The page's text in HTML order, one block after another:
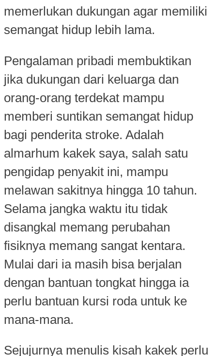
memerlukan dukungan agar memiliki
semangat hidup lebih lama.
Pengalaman pribadi membuktikan
jika dukungan dari keluarga dan
orang-orang terdekat mampu
memberi suntikan semangat hidup
bagi penderita stroke. Adalah
almarhum kakek saya, salah satu
pengidap penyakit ini, mampu
melawan sakitnya hingga 10 tahun.
Selama jangka waktu itu tidak
disangkal memang perubahan
fisiknya memang sangat kentara.
Mulai dari ia masih bisa berjalan
dengan bantuan tongkat hingga ia
perlu bantuan kursi roda untuk ke
mana-mana.
Sejujurnya menulis kisah kakek perlu